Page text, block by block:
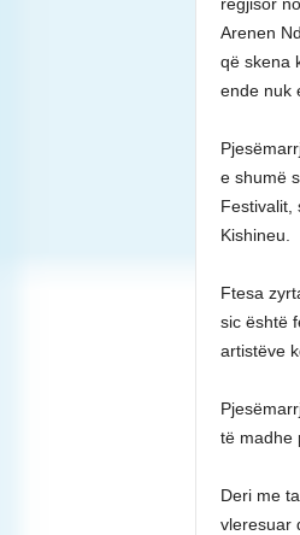
Arenen
që skena
ende nuk
e shumë
Festivalit,
Kishineu.
Ftesa
sic është
artistëve
të madhe
Deri me
vleresuar